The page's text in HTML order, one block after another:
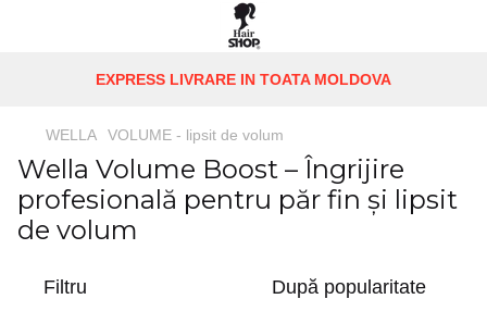
EXPRESS LIVRARE IN TOATA MOLDOVA
WELLA VOLUME - lipsit de volum
Wella Volume Boost – Îngrijire
profesională pentru păr fin și lipsit
de volum
Filtru După popularitate